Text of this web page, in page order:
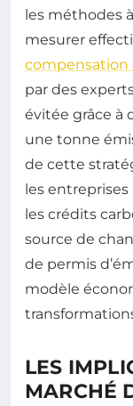
les méthodes
mesurer
compensation
par des
évitée grâce à
une tonne
de cette
les
les crédits
source de
de permis
modèle
LES
MARCHÉ